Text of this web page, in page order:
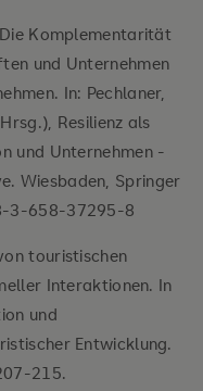
Komplementarität
und Unternehmen
In: Pechlaner,
Resilienz als
und Unternehmen -
Wiesbaden, Springer
3-658-37295-8
touristischen
Interaktionen. In
und
Entwicklung.
215.